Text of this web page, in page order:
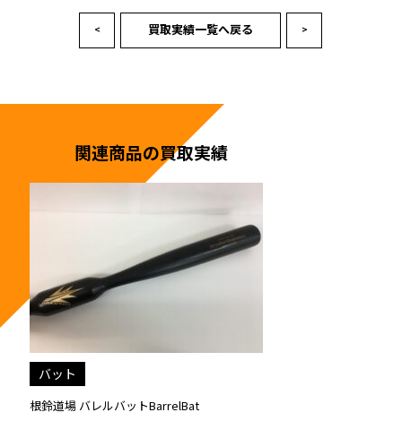
< 買取実績一覧へ戻る >
関連商品の買取実績
バット
根鈴道場 バレルバットBarrelBat